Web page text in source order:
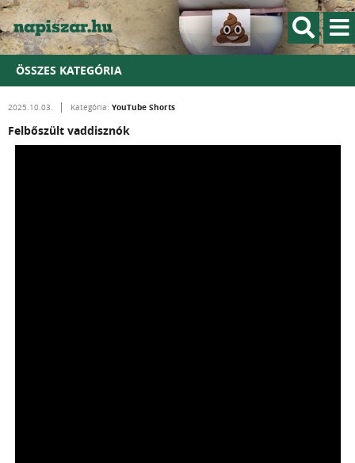
ÖSSZES KATEGÓRIA
2025.10.03. Kategória: YouTube Shorts
Felbőszült vaddisznók